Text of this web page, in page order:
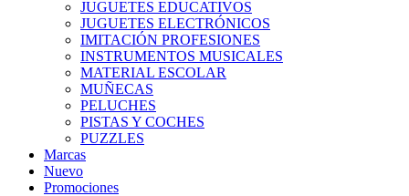
JUGUETES EDUCATIVOS
JUGUETES ELECTRÓNICOS
IMITACIÓN PROFESIONES
INSTRUMENTOS MUSICALES
MATERIAL ESCOLAR
MUÑECAS
PELUCHES
PISTAS Y COCHES
PUZZLES
Marcas
Nuevo
Promociones